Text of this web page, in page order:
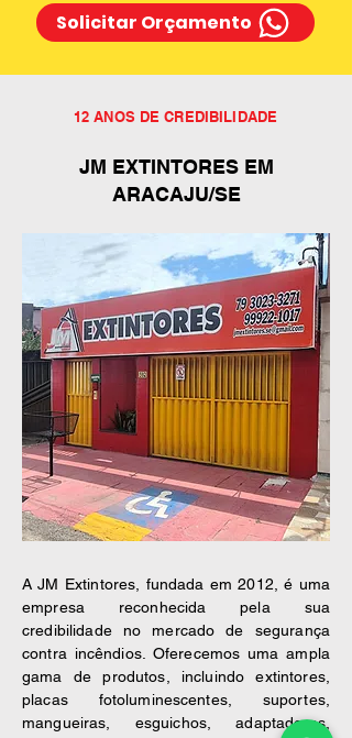
Solicitar Orçamento
12 ANOS DE CREDIBILIDADE
JM EXTINTORES EM
ARACAJU/SE
A JM Extintores, fundada em 2012, é uma
empresa reconhecida pela sua
credibilidade no mercado de segurança
contra incêndios. Oferecemos uma ampla
gama de produtos, incluindo extintores,
placas fotoluminescentes, suportes,
mangueiras, esguichos, adaptadores,